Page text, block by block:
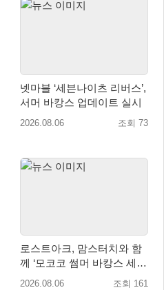
넷마블 ‘세븐나이츠 리버스’,
서머 바캉스 업데이트 실시
2026.08.06 조회 73
로스트아크, 맘스터치와 함
께 ‘모코코 썸머 바캉스 세
트’ 출시
2026.08.06 조회 161